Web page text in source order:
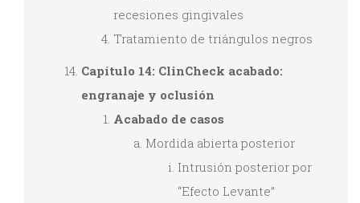
recesiones gingivales
Tratamiento de triángulos negros
Capítulo 14: ClinCheck acabado:
engranaje y oclusión
Acabado de casos
Mordida abierta posterior
Intrusión posterior por
“Efecto Levante”